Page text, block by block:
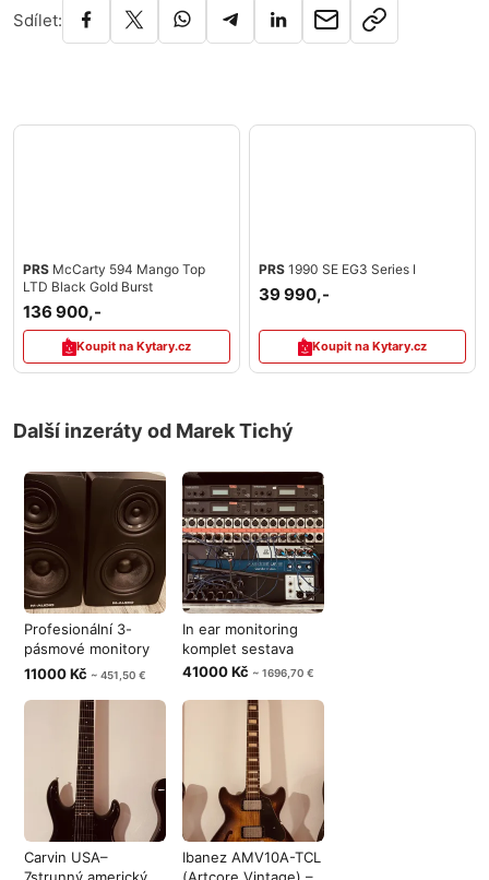
Sdílet:
PRS McCarty 594 Mango Top
LTD Black Gold Burst
136 900,-
Koupit na Kytary.cz
PRS 1990 SE EG3 Series I
39 990,-
Koupit na Kytary.cz
Další inzeráty od Marek Tichý
Profesionální 3-
pásmové monitory
M-Audio M3-8
11000 Kč ~ 451,50 €
In ear monitoring
komplet sestava
41000 Kč ~ 1696,70 €
Carvin USA–
Ibanez AMV10A-TCL